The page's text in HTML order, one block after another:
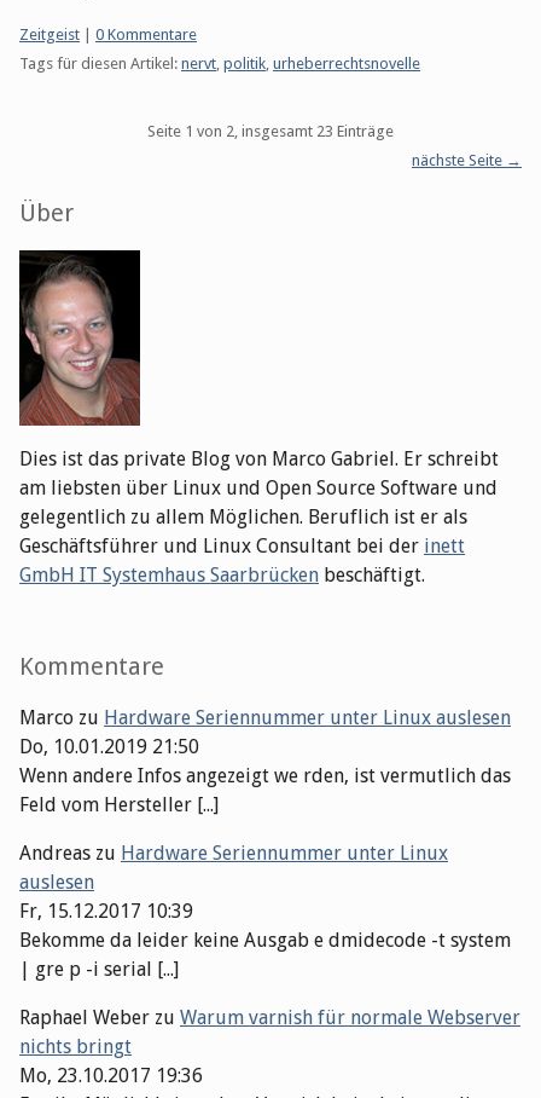
Kategorien:
Zeitgeist
0 Kommentare
Tags für diesen Artikel: nervt, politik, urheberrechtsnovelle
Seite 1 von 2, insgesamt 23 Einträge
nächste Seite →
Seitenleiste
Über
Dies ist das private Blog von Marco Gabriel. Er schreibt
am liebsten über Linux und Open Source Software und
gelegentlich zu allem Möglichen. Beruflich ist er als
Geschäftsführer und Linux Consultant bei der inett
GmbH IT Systemhaus Saarbrücken beschäftigt.
Kommentare
Marco zu Hardware Seriennummer unter Linux auslesen
Do, 10.01.2019 21:50
Wenn andere Infos angezeigt we rden, ist vermutlich das
Feld vom Hersteller [...]
Andreas zu Hardware Seriennummer unter Linux
auslesen
Fr, 15.12.2017 10:39
Bekomme da leider keine Ausgab e dmidecode -t system
| gre p -i serial [...]
Raphael Weber zu Warum varnish für normale Webserver
nichts bringt
Mo, 23.10.2017 19:36